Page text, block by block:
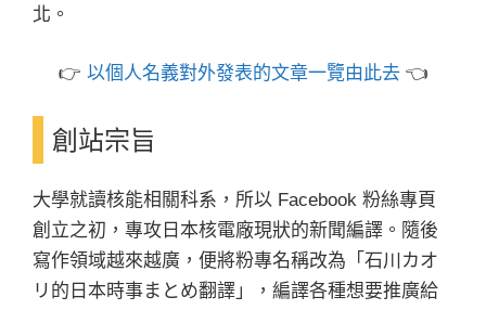
北。
👉 以個人名義對外發表的文章一覽由此去👈
創站宗旨
大學就讀核能相關科系，所以 Facebook 粉絲專頁
創立之初，專攻日本核電廠現狀的新聞編譯。隨後
寫作領域越來越廣，便將粉專名稱改為「石川カオ
リ的日本時事まとめ翻譯」，編譯各種想要推廣給